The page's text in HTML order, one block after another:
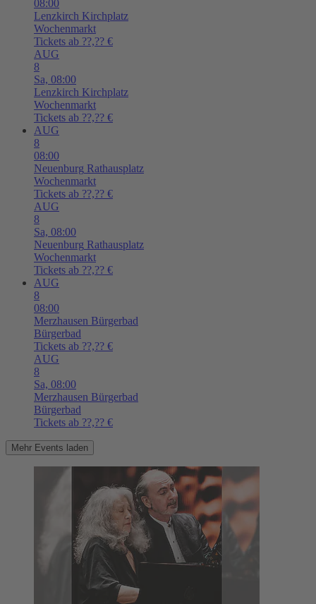
08:00
Lenzkirch Kirchplatz
Wochenmarkt
Tickets ab ??,?? €
AUG
8
Sa, 08:00
Lenzkirch Kirchplatz
Wochenmarkt
Tickets ab ??,?? €
AUG
8
08:00
Neuenburg Rathausplatz
Wochenmarkt
Tickets ab ??,?? €
AUG
8
Sa, 08:00
Neuenburg Rathausplatz
Wochenmarkt
Tickets ab ??,?? €
AUG
8
08:00
Merzhausen Bürgerbad
Bürgerbad
Tickets ab ??,?? €
AUG
8
Sa, 08:00
Merzhausen Bürgerbad
Bürgerbad
Tickets ab ??,?? €
Mehr Events laden